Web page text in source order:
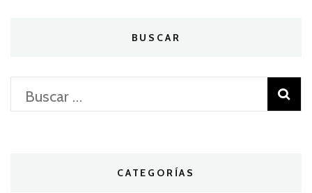
BUSCAR
Buscar:
CATEGORÍAS